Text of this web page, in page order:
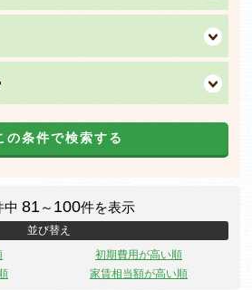
の条件で検索する
中 81 ～ 100件を表示
並び替え
初期費用が高い順
家賃相当額が高い順